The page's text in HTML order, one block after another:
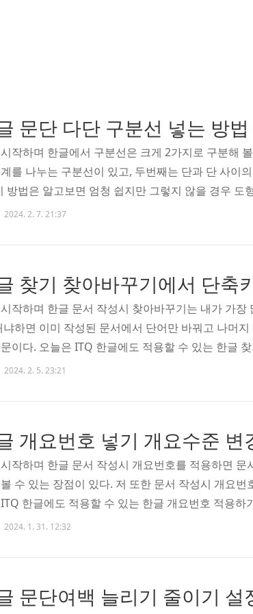
문단 다단 구분선 넣는 방
작하며 한글에서 구분선은 크게 2가지로 구분해
를 나누는 구분선이 있고, 두번째는 단과 단 사이
방법은 알고보면 엄청 쉽지만 그렇지 않을 경우 도
따라서 오늘은 ITQ 한글에도 적용할 수 있는 한글
지가 있다. 먼저 선을 더블클릭하는 것이고, 두번째
2024. 2. 7. 21:37
찾기 찾아바꾸기에서 단축
작하며 한글 문서 작성시 찾아바꾸기는 내가 가장
냐하면 이미 작성된 문서에서 단어만 바꿔고 나머
이다. 오늘은 ITQ 한글에도 적용할 수 있는 한글
자. 한글 찾기 한글 찾기의 단축키는 Ctrl+F이다. 이
번째 기능은 바로 [여러 단어 찾기]기능이다. 한글
2024. 2. 5. 23:21
작하며 한글 문서 작성시 개요번호를 적용하면 문
수 있는 장점이 있다. 저 또한 문서 작성시 개요
한글에도 적용할 수 있는 한글 개요번호 적용하
지 알아보자. 한글 개요번호 적용하기 한글 개요번
을 선택하면 된다. 개요번호 모양은 아래와 같이
2024. 1. 31. 12:32